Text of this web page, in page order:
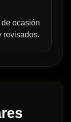
ocasión
revisados.